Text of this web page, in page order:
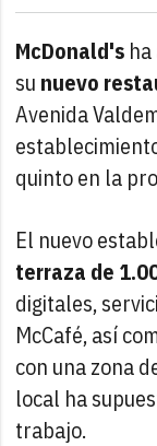
McDonald's
su nuevo
Avenida
quinto en la
El nuevo
terraza de
digitales,
McCafé, así
con una zona
local ha
trabajo.